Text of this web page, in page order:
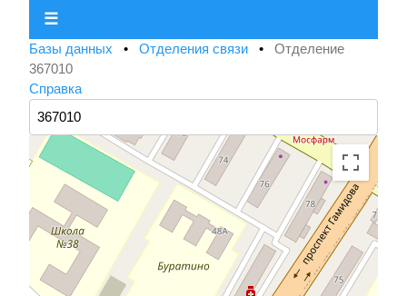
☰
Базы данных • Отделения связи • Отделение
367010
Справка